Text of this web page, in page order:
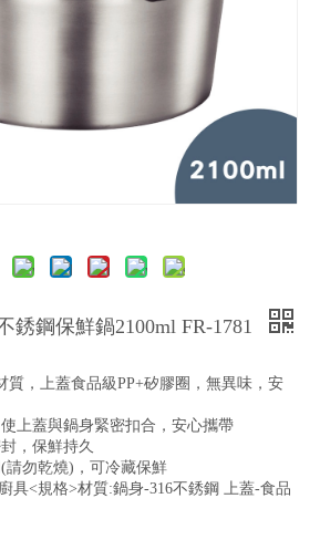
銹鋼保鮮鍋2100ml FR-1781
質，上蓋食品級PP+矽膠圈，無異味，安
上蓋與鍋身緊密扣合，安心攜帶
，保鮮持久
勿乾燒)，可冷藏保鮮
具<規格>材質:鍋身-316不銹鋼 上蓋-食品